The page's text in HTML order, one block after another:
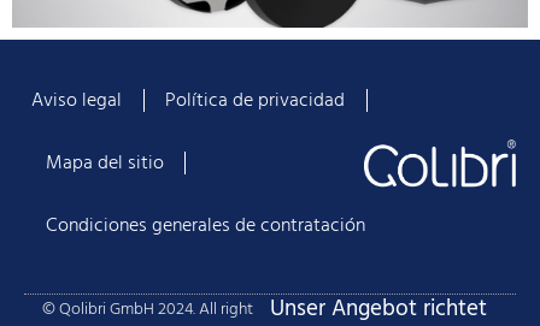
Aviso legal
Política de privacidad
Mapa del sitio
Condiciones generales de contratación
© Qolibri GmbH 2024. All right
Unser Angebot richtet